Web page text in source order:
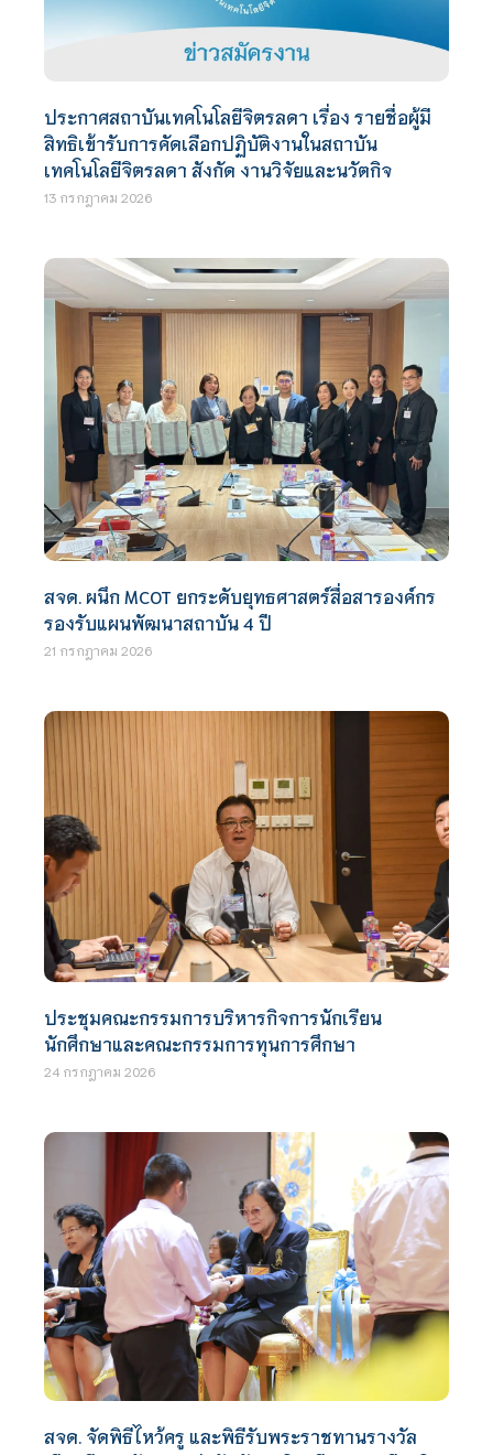
ประกาศสถาบันเทคโนโลยีจิตรลดา เรื่อง รายชื่อผู้มี
สิทธิเข้ารับการคัดเลือกปฏิบัติงานในสถาบัน
เทคโนโลยีจิตรลดา สังกัด งานวิจัยและนวัตกิจ
13 กรกฎาคม 2026
สจด. ผนึก MCOT ยกระดับยุทธศาสตร์สื่อสารองค์กร
รองรับแผนพัฒนาสถาบัน 4 ปี
21 กรกฎาคม 2026
ประชุมคณะกรรมการบริหารกิจการนักเรียน
นักศึกษาและคณะกรรมการทุนการศึกษา
24 กรกฎาคม 2026
สจด. จัดพิธีไหว้ครู และพิธีรับพระราชทานรางวัล